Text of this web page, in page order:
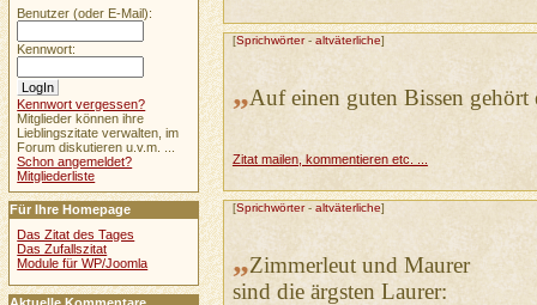
[Sprichwörter- altväterliche]
„Auf einen guten Bissen
Zitat mailen, kommentieren etc. ...
[Sprichwörter- altväterliche]
„Zimmerleut und Maurer
sind die ärgsten Laurer:
Benutzer (oder E-Mail):
Kennwort:
Kennwort vergessen?
Mitglieder können ihre
Lieblingszitate verwalten, im
Forum diskutieren u.v.m. ...
Schon angemeldet?
Mitgliederliste
Für Ihre Homepage
Das Zitat des Tages
Das Zufallszitat
Module für WP/Joomla